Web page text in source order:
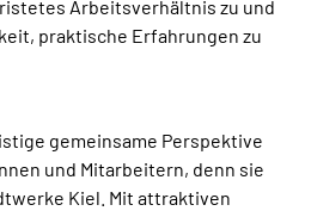
Arbeitsverhältnis zu und
praktische Erfahrungen zu
gemeinsame Perspektive
und Mitarbeitern, denn sie
Kiel. Mit attraktiven